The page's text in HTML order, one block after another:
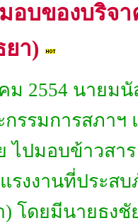
อบของบริจ
า)
ม 2554 นายม
รรมการสภาฯ
ไปมอบข้าวสา
รงงานที่ประส
โดยมีนายธงชั